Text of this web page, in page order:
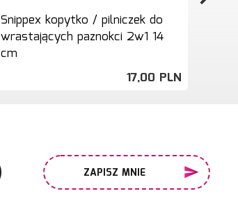
Snippex kopytko / pilniczek do
wrastających paznokci 2w1 14
cm
17,00 PLN
ZAPISZ MNIE